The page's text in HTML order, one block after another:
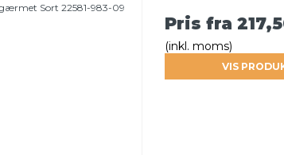
Sort 22581-983-09
Pris fra
(inkl. moms)
VIS